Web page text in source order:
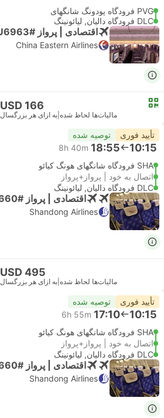
PVG فرودگاه پودونگ شانگهای
DLC فرودگاه دالیان, لیائونینگ
اقتصادی | پرواز #MU6963
China Eastern Airlines
USD 166
مالیات‌ها لحاظ شده به ازای هر بزرگسال
تأیید فوری توصیه شده
10:15
18:55
8h 40m
SHA فرودگاه شانگهای هونگ کیائو
اتصال به خود | پرواز+پرواز
DLC فرودگاه دالیان, لیائونینگ
اقتصادی | پرواز #SC4660
Shandong Airlines
USD 495
مالیات‌ها لحاظ شده به ازای هر بزرگسال
تأیید فوری توصیه شده
10:15
17:10
6h 55m
SHA فرودگاه شانگهای هونگ کیائو
اتصال به خود | پرواز+پرواز
DLC فرودگاه دالیان, لیائونینگ
اقتصادی | پرواز #SC4660
Shandong Airlines